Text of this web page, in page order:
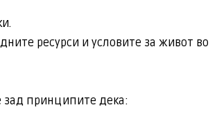
ресурси и условите за живот во
зад принципите дека: